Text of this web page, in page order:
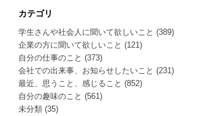
カテゴリ
学生さんや社会人に聞いて欲しいこと (389)
企業の方に聞いて欲しいこと (121)
自分の仕事のこと (373)
会社での出来事、お知らせしたいこと (231)
最近、思うこと、感じること (852)
自分の趣味のこと (561)
未分類 (35)